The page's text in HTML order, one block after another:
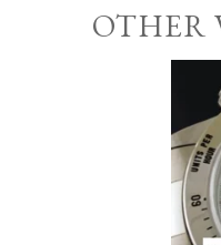
OTHER